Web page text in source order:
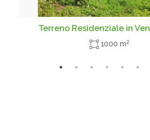
Terreno Residenziale in
1000 m2